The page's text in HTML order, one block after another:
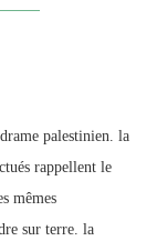
palestinien. la
rappellent le
mêmes
sur terre. la